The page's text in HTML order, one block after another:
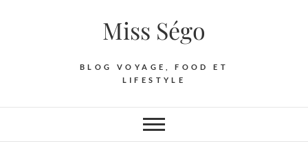
Miss Ségo
BLOG VOYAGE, FOOD ET
LIFESTYLE